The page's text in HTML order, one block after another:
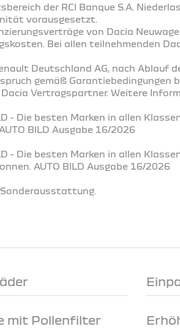
der RCI Banque S.A.
vorausgesetzt.
von Dacia
Bei allen teilnehmenden
Deutschland AG, nach Ablauf
gemäß Garantiebedingungen
Vertragspartner. Weitere
- Die besten Marken in allen
BILD Ausgabe 16/2026
- Die besten Marken in allen
AUTO BILD Ausgabe 16/2026
mit Pollenfilter